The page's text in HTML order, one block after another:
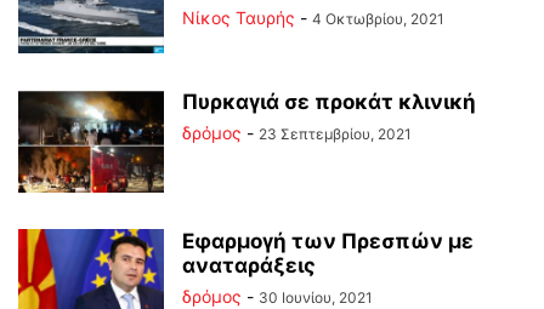
Νίκος Ταυρής - 4 Οκτωβρίου, 2021
Πυρκαγιά σε προκάτ κλινική
δρόμος - 23 Σεπτεμβρίου, 2021
Εφαρμογή των Πρεσπών με
αναταράξεις
δρόμος - 30 Ιουνίου, 2021